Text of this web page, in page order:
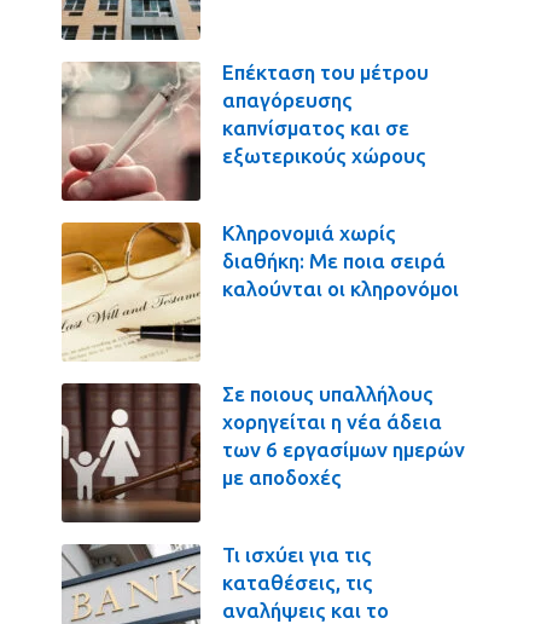
Επέκταση του μέτρου
απαγόρευσης
καπνίσματος και σε
εξωτερικούς χώρους
Κληρονομιά χωρίς
διαθήκη: Με ποια σειρά
καλούνται οι κληρονόμοι
Σε ποιους υπαλλήλους
χορηγείται η νέα άδεια
των 6 εργασίμων ημερών
με αποδοχές
Τι ισχύει για τις
καταθέσεις, τις
αναλήψεις και το